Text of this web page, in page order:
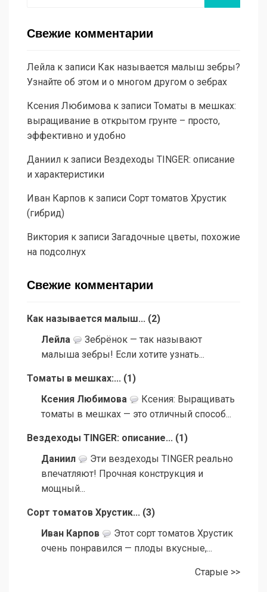
Свежие комментарии
Лейла к записи Как называется малыш зебры?
Узнайте об этом и о многом другом о зебрах
Ксения Любимова к записи Томаты в мешках:
выращивание в открытом грунте – просто,
эффективно и удобно
Даниил к записи Вездеходы TINGER: описание
и характеристики
Иван Карпов к записи Сорт томатов Хрустик
(гибрид)
Виктория к записи Загадочные цветы, похожие
на подсолнух
Свежие комментарии
Как называется малыш... (2)
Лейла
Зебрёнок — так называют
малыша зебры! Если хотите узнать...
Томаты в мешках:... (1 )
Ксения Любимова
Ксения: Выращивать
томаты в мешках — это отличный способ...
Вездеходы TINGER: описание... (1 )
Даниил
Эти вездеходы TINGER реально
впечатляют! Прочная конструкция и
мощный...
Сорт томатов Хрустик... (3)
Иван Карпов
Этот сорт томатов Хрустик
очень понравился — плоды вкусные,...
Старые >>